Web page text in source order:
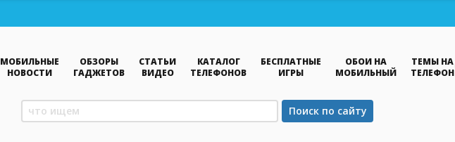
МОБИЛЬНЫЕ
НОВОСТИ
ОБЗОРЫ
ГАДЖЕТОВ
СТАТЬИ
ВИДЕО
КАТАЛОГ
ТЕЛЕФОНОВ
БЕСПЛАТНЫЕ
ИГРЫ
ОБОИ НА
МОБИЛЬНЫЙ
ТЕМЫ НА
ТЕЛЕФОН
Поиск по сайту